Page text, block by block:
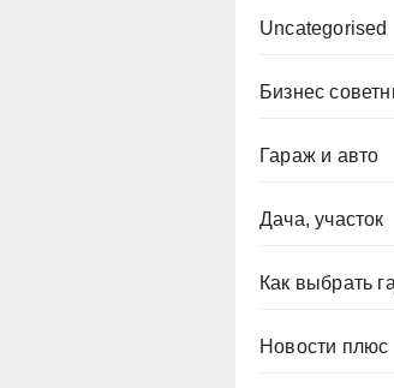
Uncategorised
Бизнес
Гараж и авто
Дача, участок
Как выбрать
Новости плюс